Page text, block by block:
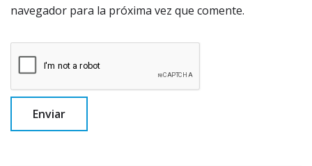
navegador para la próxima vez que comente.